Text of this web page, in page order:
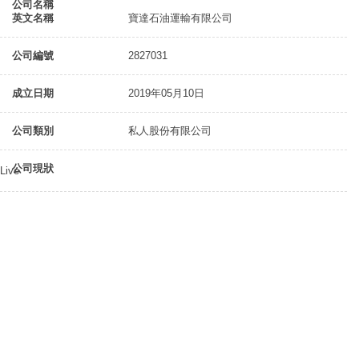
公司名稱
英文名稱
寶達石油運輸有限公司
公司編號 2827031
成立日期 2019年05月10日
公司類別 私人股份有限公司
公司現狀
Live